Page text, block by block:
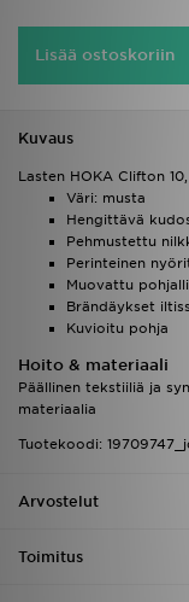
Lisää ostoskoriin
Kuvaus
Lasten HOKA Clifton
Väri: musta
Hengittävä
Pehmustettu
Perinteinen
Muovattu
Brändäykset
Kuvioitu pohja
Hoito & materiaali
Päällinen tekstiiliä ja
materiaalia
Tuotekoodi:
Arvostelut
Toimitus